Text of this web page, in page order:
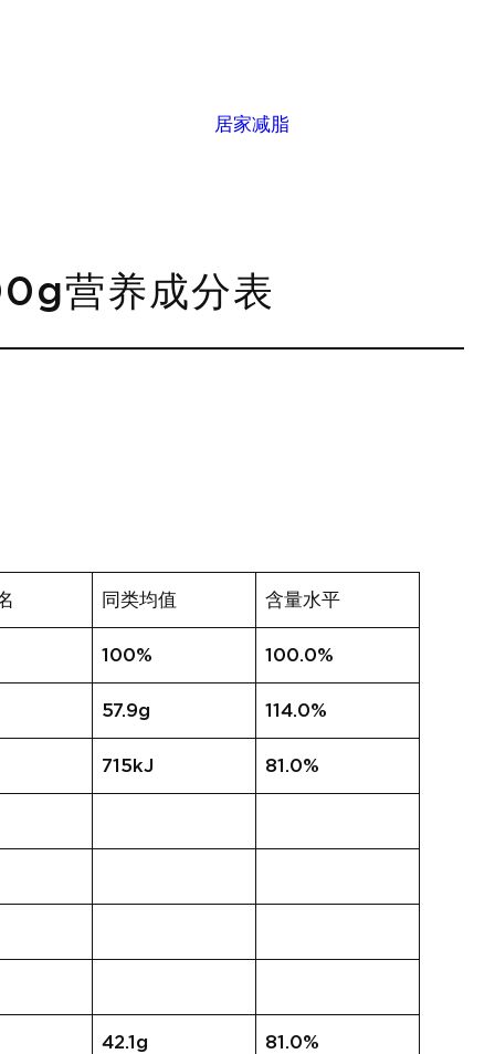
居家减脂
营养成分表
同类均值 含量水平
100% 100.0%
57.9g 114.0%
715kJ 81.0%
42.1g 81.0%